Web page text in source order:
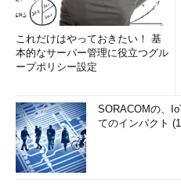
IE8にあった「クイック・タブ
縮小版をタブ・ページに一覧表
ーでいつでも起動できる。IE8の
が、デフォルトでは無効になっ
「タブ」グループの［設定］ボ
された「タブ ブラウズの設定」
する (Ctrl+Q)］のチェック・ボ
動すればよい。
これだけはやっておきたい！ 基
本的なサーバー管理に役立つグル
ープポリシー設定
SORACOMの、
てのインパクト